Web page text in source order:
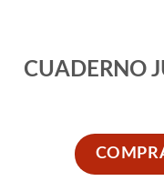
CUADERNO